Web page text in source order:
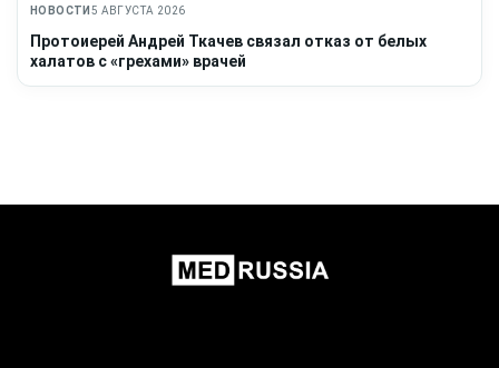
НОВОСТИ 5 АВГУСТА 2026
Протоиерей Андрей Ткачев связал отказ от белых
халатов с «грехами» врачей